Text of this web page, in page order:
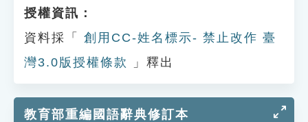
授權資訊：
資料採「
創用CC-姓名標示- 禁止改作 臺
灣3.0版授權條款
」釋出
教育部重編國語辭典修訂本